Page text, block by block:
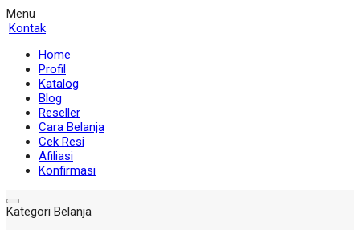
Menu
Kontak
Home
Profil
Katalog
Blog
Reseller
Cara Belanja
Cek Resi
Afiliasi
Konfirmasi
Kategori Belanja